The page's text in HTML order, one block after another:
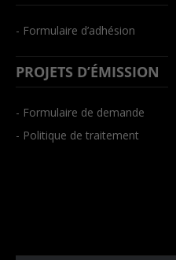
- Formulaire d’adhésion
PROJETS D’ÉMISSION
- Formulaire de demande
- Politique de traitement